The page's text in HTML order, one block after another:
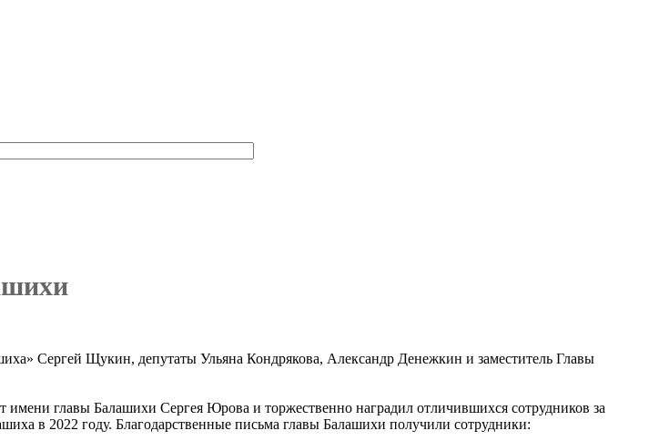
Сергей Щукин, депутаты Ульяна Кондрякова, Александр Денежкин и заместитель Главы
главы Балашихи Сергея Юрова и торжественно наградил отличившихся сотрудников за
в 2022 году. Благодарственные письма главы Балашихи получили сотрудники: